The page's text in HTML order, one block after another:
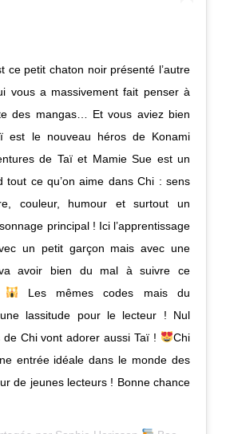
ce petit chaton noir présenté l’autre
vous a massivement fait penser à
des mangas… Et vous aviez bien
est le nouveau héros de Konami
de Taï et Mamie Sue est un
tout ce qu’on aime dans Chi : sens
couleur, humour et surtout un
principal ! Ici l’apprentissage
un petit garçon mais avec une
avoir bien du mal à suivre ce
Les mêmes codes mais du
lassitude pour le lecteur ! Nul
Chi vont adorer aussi Taï !
Chi
entrée idéale dans le monde des
de jeunes lecteurs ! Bonne chance